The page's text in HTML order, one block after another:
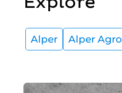
Alper Alper Agro